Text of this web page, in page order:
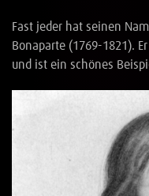
Fast jeder hat seinen
Bonaparte (1769-1821).
und ist ein schönes